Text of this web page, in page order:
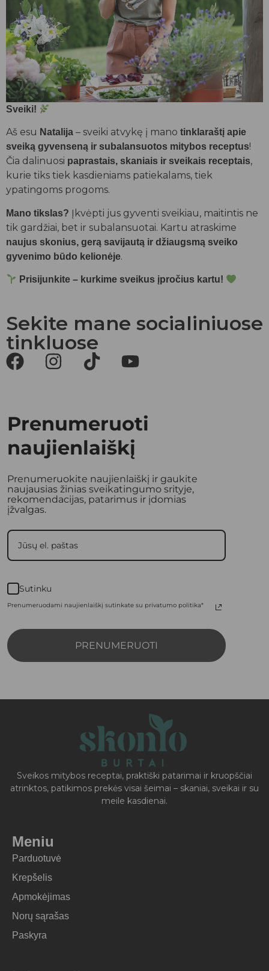
Sveiki!
Aš esu Natalija – sveiki atvykę į mano tinklaraštį apie
sveiką gyvenseną ir subalansuotos mitybos receptus!
Čia dalinuosi paprastais, skaniais ir sveikais receptais,
kurie tiks tiek kasdieniams patiekalams, tiek
ypatingoms progoms.
Mano tikslas? Įkvėpti jus gyventi sveikiau, maitintis ne
tik gardžiai, bet ir subalansuotai. Kartu atraskime
naujus skonius, gerą savijautą ir džiaugsmą sveiko
gyvenimo būdo kelionėje.
Prisijunkite – kurkime sveikus įpročius kartu!
Sekite mane socialiniuose
tinkluose
Prenumeruoti
naujienlaiškį
Prenumeruokite naujienlaiškį ir gaukite
naujausias žinias sveikatingumo srityje,
rekomendacijas, patarimus ir įdomias
įžvalgas.
Sutinku
Prenumeruodami naujienlaiškį sutinkate su privatumo politika*
PRENUMERUOTI
Sveikos mitybos receptai, praktiški patarimai ir kruopščiai
atrinktos, patikimos prekės visai šeimai – skaniai, sveikai ir su
meile kasdienai.
Meniu
Parduotuvė
Krepšelis
Apmokėjimas
Norų sąrašas
Paskyra